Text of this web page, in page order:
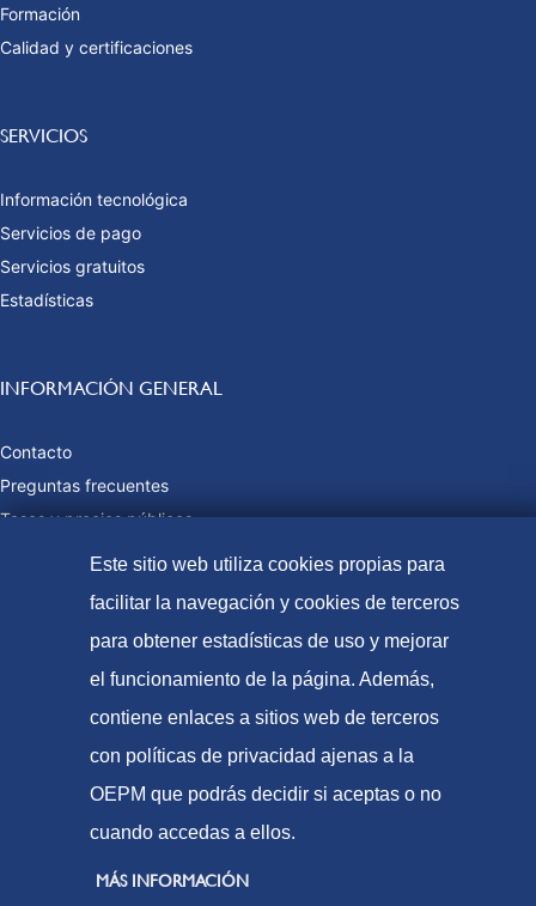
Formación
Calidad y certificaciones
SERVICIOS
Información tecnológica
Servicios de pago
Servicios gratuitos
Estadísticas
INFORMACIÓN GENERAL
Contacto
Preguntas frecuentes
Tasas y precios públicos
Formas de pago
© Oficina Española de Patentes y Marcas, 2023
Accesibilidad
Aviso Legal
Este sitio web utiliza cookies propias para
facilitar la navegación y cookies de terceros
para obtener estadísticas de uso y mejorar
el funcionamiento de la página. Además,
contiene enlaces a sitios web de terceros
con políticas de privacidad ajenas a la
OEPM que podrás decidir si aceptas o no
cuando accedas a ellos.
MÁS INFORMACIÓN